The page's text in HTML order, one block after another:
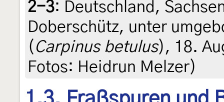
2-3: Deutschland,
Doberschütz, unter
( Carpinus betulus), 18.
Fotos: Heidrun Melzer)